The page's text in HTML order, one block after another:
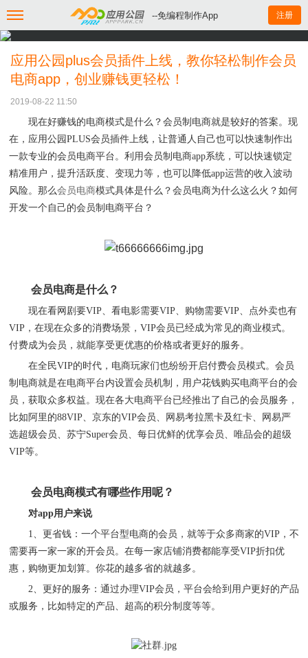
--免编程制作App 注册
应用公园plus会员插件上线，教你轻松制作会员
电商app，创业赚钱更轻松！
2019-08-22 11:50
现在好赚钱的电商模式是什么？会员制电商就是较好的答案。现
在，应用公园 PLUS会员插件上线，让普通人自己也可以快速制作出
一款专业的会员电商平台。利用会员制电商app系统，可以快速锁定
精准用户，提升活跃度、变现力等，也可以降低app运营的收入波动
风险。那么会员电商模式具体是什么？会员电商为什么这么火？如何
开发一个自己的会员制电商平台？
会员电商是什么？
现在看网剧要VIP、看电影需要VIP、购物需要VIP、点外卖也有
VIP ，在现在众多的消费场景， VIP会员已经成为常见的商业模式。
付费成为会员，就能享受更优惠的价格或者更好的服务。
在全民VIP的时代，电商玩家们也纷纷开启付费会员模式。会员
制电商就是在电商平台内设置会员机制，用户花钱购买电商平台的会
员，获取众多权益。现在各大电商平台已经推出了自己的会员服务，
比如阿里的88VIP、京东的VIP会员、网易考拉黑卡及红卡、网易严
选超级会员、苏宁Super会员、每日优鲜的优享会员、唯品会的超级
VIP等。
会员电商模式有哪些作用呢？
对app用户来说
1、 更省钱：一个平台型电商的会员，就等于众多商家的VIP ，不
需要再一家一家的开会员。在每一家店铺消费都能享受VIP折扣优
惠，购物更加划算。你花的越多省的就越多。
2、 更好的服务：通过办理VIP会员，平台会给到用户更好的产品
或服务，比如特定的产品、超高的积分制度等等。